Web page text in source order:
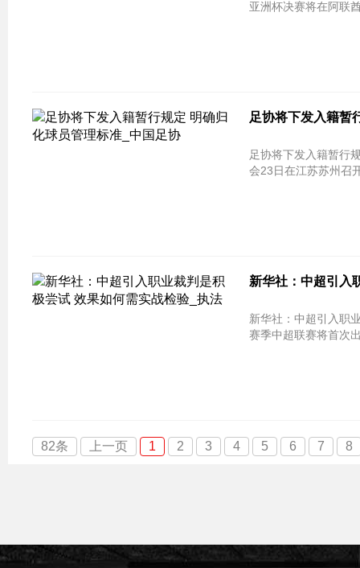
亚洲杯决赛将在阿联
足协将下发入籍暂
足协将下发入籍暂行
会23日在江苏苏州召
新华社：中超引入
新华社：中超引入职业裁判是
赛季中超联赛将首次
82条 上一页 1 2 3 4 5 6 7 8